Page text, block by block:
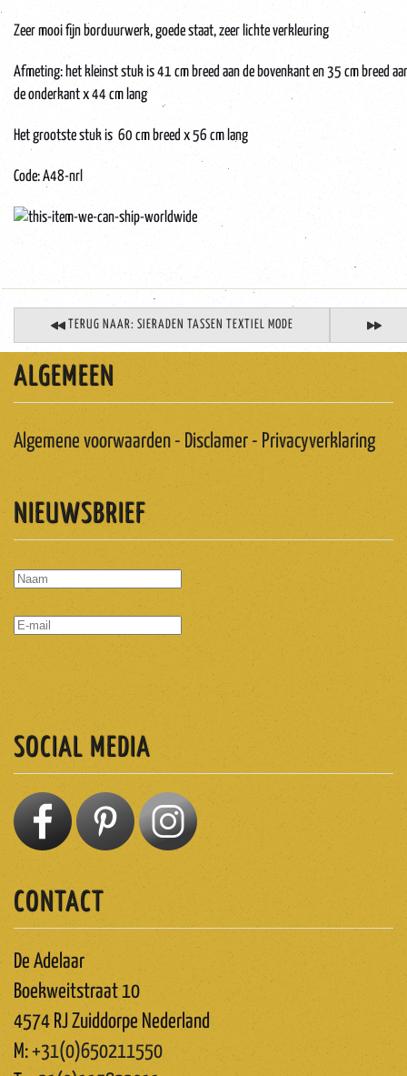
Zeer mooi fijn borduurwerk, goede staat, zeer lichte verkleuring
Afmeting: het kleinst stuk is 41 cm breed aan de bovenkant en 35 cm breed
de onderkant x 44 cm lang
Het grootste stuk is 60 cm breed x 56 cm lang
Code: A48-nrl
TERUG NAAR: SIERADEN TASSEN TEXTIEL MODE
ALGEMEEN
Algemene voorwaarden - Disclamer - Privacyverklaring
NIEUWSBRIEF
SOCIAL MEDIA
CONTACT
De Adelaar
Boekweitstraat 10
4574 RJ Zuiddorpe Nederland
M:+31(0)650211550